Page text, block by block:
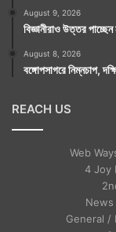
August 9, 2026
বিজ্ঞানীরাও উত্তর
August 8, 2026
বঙ্গোপসাগরে নিম্নচাপ,
REACH US
Web
4 Joy
News
General /